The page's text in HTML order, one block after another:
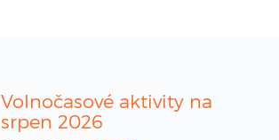
Volnočasové aktivity na
srpen 2026